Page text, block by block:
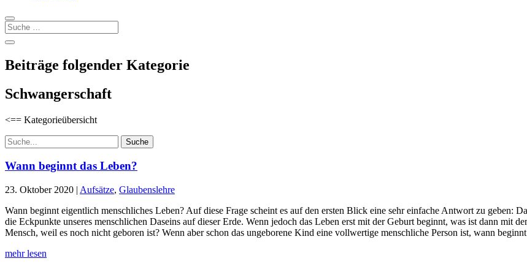
Beiträge folgender Kategorie
Schwangerschaft
<== Kategorieübersicht
Suchen
nach:
Wann beginnt das Leben?
23. Oktober 2020 | Aufsätze, Glaubenslehre
Wann beginnt eigentlich menschliches Leben? Auf diese Frage scheint es auf den ersten Blick eine sehr einfache Antwort zu geben:
die Eckpunkte unseres menschlichen Daseins auf dieser Erde. Wenn jedoch das Leben erst mit der Geburt beginnt, was ist dann
Mensch, weil es noch nicht geboren ist? Wenn aber schon das ungeborene Kind eine vollwertige menschliche Person ist, wann
mehr lesen